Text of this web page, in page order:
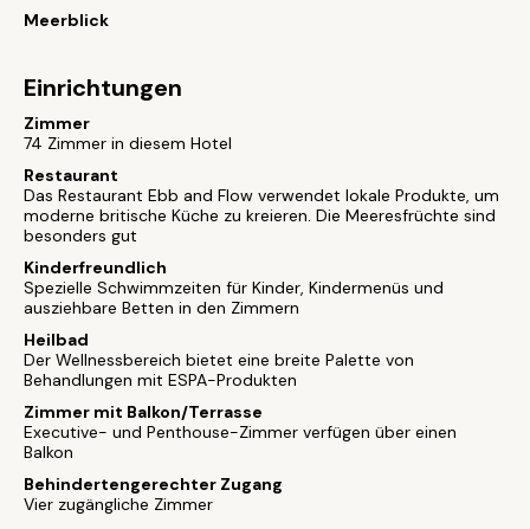
Meerblick
Einrichtungen
Zimmer
74 Zimmer in diesem Hotel
Restaurant
Das Restaurant Ebb and Flow verwendet lokale Produkte, um
moderne britische Küche zu kreieren. Die Meeresfrüchte sind
besonders gut
Kinderfreundlich
Spezielle Schwimmzeiten für Kinder, Kindermenüs und
ausziehbare Betten in den Zimmern
Heilbad
Der Wellnessbereich bietet eine breite Palette von
Behandlungen mit ESPA-Produkten
Zimmer mit Balkon/Terrasse
Executive- und Penthouse-Zimmer verfügen über einen
Balkon
Behindertengerechter Zugang
Vier zugängliche Zimmer